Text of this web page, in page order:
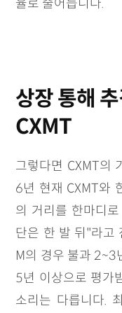
율로 줄어듭니다.
상장 통해
CXMT
그렇다면 CXMT의
6년 현재 CXMT와
의 거리를 한마디
단은 한 발 뒤"라고
M의 경우 불과 2~3
5년 이상으로 평가
소리는 다릅니다.